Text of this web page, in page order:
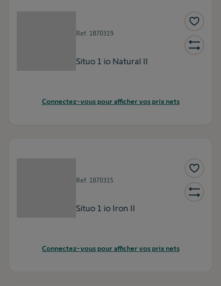
Ref. 1870319
Situo 1 io Natural II
Connectez-vous pour afficher vos prix nets
Ref. 1870315
Situo 1 io Iron II
Connectez-vous pour afficher vos prix nets